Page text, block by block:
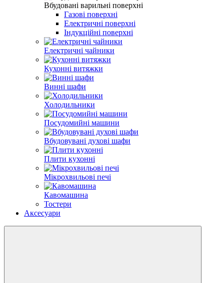
Вбудовані варильні поверхні
Газові поверхні
Електричні поверхні
Індукційні поверхні
Електричні чайники
Кухонні витяжки
Винні шафи
Холодильники
Посудомийні машини
Вбудовувані духові шафи
Плити кухонні
Мікрохвильові печі
Кавомашина
Тостери
Аксесуари